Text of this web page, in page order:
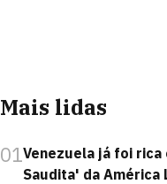
Mais lidas
01Venezuela já foi rica
Saudita' da América